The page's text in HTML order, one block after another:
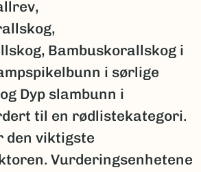
Bambuskorallskog i
i sørlige
Dyp slambunn i
til en rødlistekategori.
den viktigste
Vurderingsenhetene